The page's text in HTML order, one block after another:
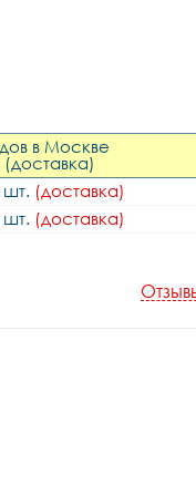
в Москве
шт. (доставка)
шт. (доставка)